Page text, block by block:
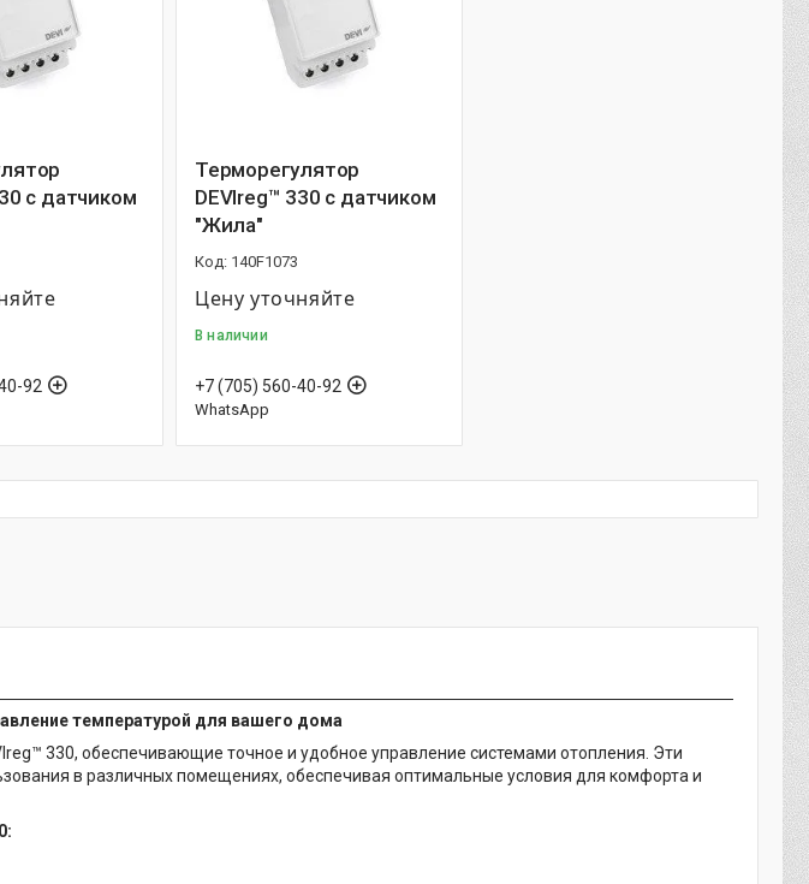
с датчиком
92
Терморегулятор
DEVIreg™ 330 с датчиком
"Жила"
140F1073
Цену уточняйте
В наличии
+7 (705) 560-40-92
WhatsApp
температурой для вашего дома
330, обеспечивающие точное и удобное управление системами отопления. Эти
в различных помещениях, обеспечивая оптимальные условия для комфорта и